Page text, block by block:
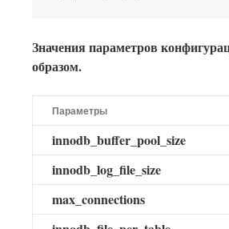
Значения параметров
образом.
Параметры
innodb_buffer_pool_size
innodb_log_file_size
max_connections